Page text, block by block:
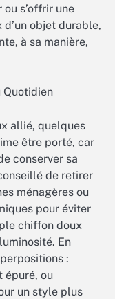
s’offrir une
d’un objet durable,
à sa manière,
Quotidien
allié, quelques
être porté, car
conserver sa
de retirer
ménagères ou
pour éviter
chiffon doux
En
:
épuré, ou
un style plus